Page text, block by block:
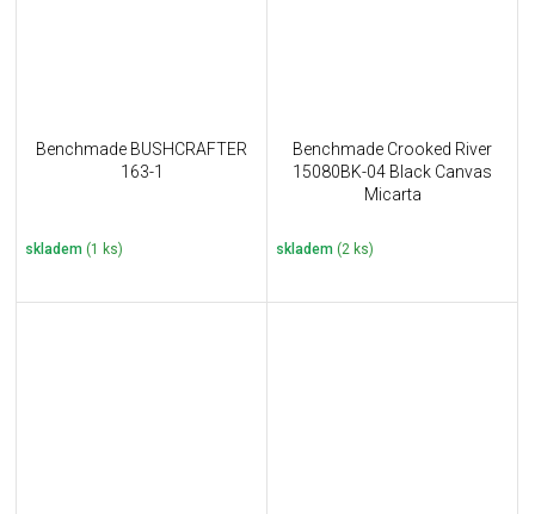
Benchmade BUSHCRAFTER
163-1
skladem (1 ks)
Benchmade Crooked River
15080BK-04 Black Canvas
Micarta
skladem (2 ks)